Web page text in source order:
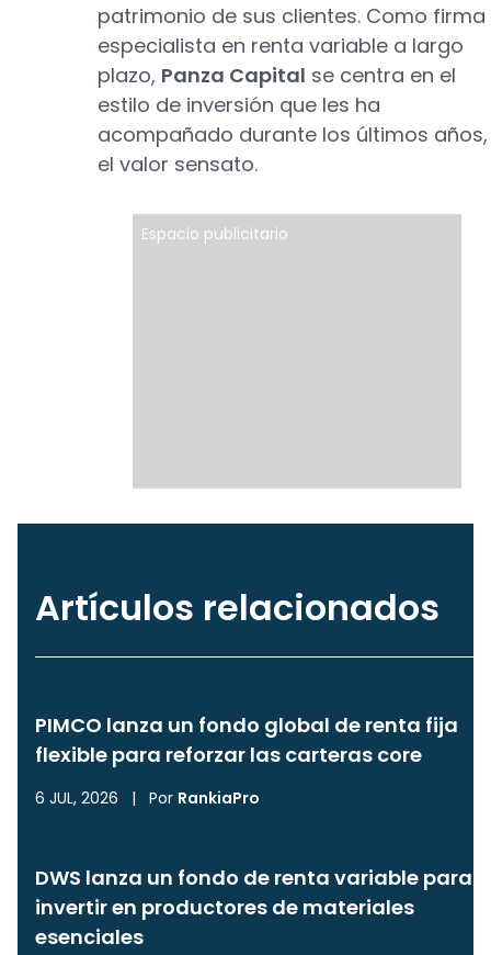
patrimonio de sus clientes. Como firma
especialista en renta variable a largo
plazo, Panza Capital se centra en el
estilo de inversión que les ha
acompañado durante los últimos años,
el valor sensato.
Espacio publicitario
Artículos relacionados
PIMCO lanza un fondo global de renta fija
flexible para reforzar las carteras core
6 JUL, 2026 | Por RankiaPro
DWS lanza un fondo de renta variable para
invertir en productores de materiales
esenciales